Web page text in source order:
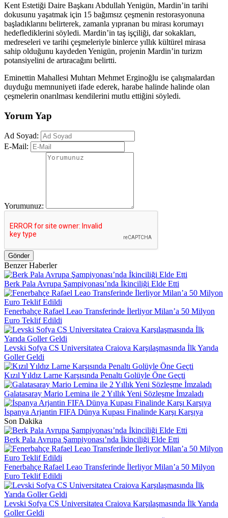
Kent Estetiği Daire Başkanı Abdullah Yenigün, Mardin’in tarihi
dokusunu yaşatmak için 15 bağımsız çeşmenin restorasyonuna
başladıklarını belirterek, zamanla yıpranan bu mirası korumayı
hedeflediklerini söyledi. Mardin’in taş işçiliği, dar sokakları,
medreseleri ve tarihi çeşmeleriyle binlerce yıllık kültürel mirasa
sahip olduğunu kaydeden Yenigün, projenin Mardin’in turizm
potansiyelini de artıracağını belirtti.
Eminettin Mahallesi Muhtarı Mehmet Erginoğlu ise çalışmalardan
duyduğu memnuniyeti ifade ederek, harabe halinde halinde olan
çeşmelerin onarılması kendilerini mutlu ettiğini söyledi.
Yorum Yap
Ad Soyad:
E-Mail:
Yorumunuz:
Gönder
Benzer Haberler
Berk Pala Avrupa Şampiyonası’nda İkinciliği Elde Etti
Fenerbahçe Rafael Leao Transferinde İlerliyor Milan’a 50 Milyon
Euro Teklif Edildi
Levski Sofya CS Universitatea Craiova Karşılaşmasında İlk Yarıda
Goller Geldi
Kızıl Yıldız Larne Karşısında Penaltı Golüyle Öne Geçti
Galatasaray Mario Lemina ile 2 Yıllık Yeni Sözleşme İmzaladı
İspanya Arjantin FIFA Dünya Kupası Finalinde Karşı Karşıya
Son Dakika
Berk Pala Avrupa Şampiyonası’nda İkinciliği Elde Etti
Fenerbahçe Rafael Leao Transferinde İlerliyor Milan’a 50 Milyon
Euro Teklif Edildi
Levski Sofya CS Universitatea Craiova Karşılaşmasında İlk Yarıda
Goller Geldi